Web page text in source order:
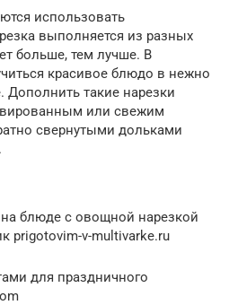
использовать
выполняется из разных
больше, тем лучше. В
красивое блюдо в нежно
такие нарезки
или свежим
свернутыми дольками
блюде с овощной нарезкой
prigotovim-v-multivarke.ru
для праздничного